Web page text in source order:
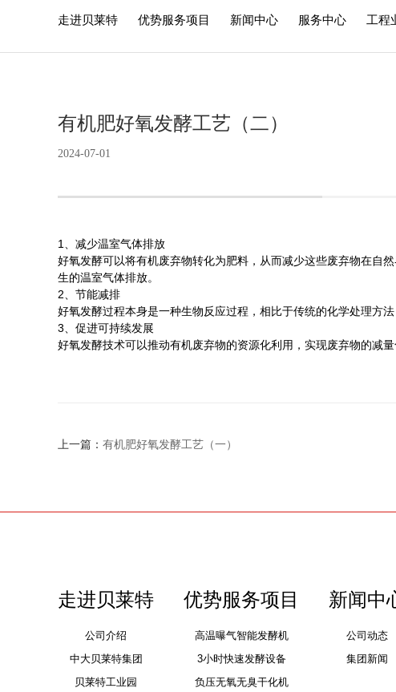
走进贝莱特 优势服务项目 新闻中心 服务中心 工程
有机肥好氧发酵工艺（二）
2024-07-01
1、减少温室气体排放
好氧发酵可以将有机废弃物转化为肥料，从而减少这些废弃物在自
生的温室气体排放。
2、节能减排
好氧发酵过程本身是一种生物反应过程，相比于传统的化学处理方
3、促进可持续发展
好氧发酵技术可以推动有机废弃物的资源化利用，实现废弃物的减
上一篇： 有机肥好氧发酵工艺（一）
走进贝莱特
公司介绍
中大贝莱特集团
贝莱特工业园
优势服务项目
高温曝气智能发酵机
3小时快速发酵设备
负压无氧无臭干化机
新闻中
公司动态
集团新闻